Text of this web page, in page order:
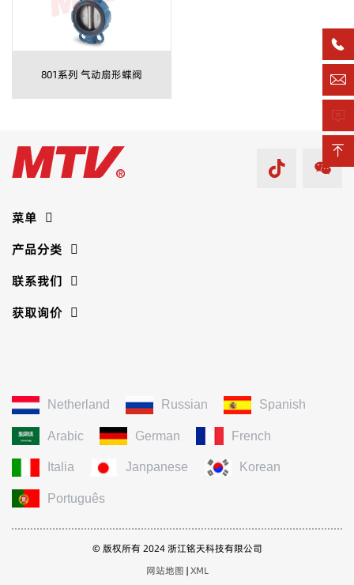
801系列 气动扇形蝶阀
菜单
产品分类
联系我们
获取询价
Netherland Russian Spanish
Arabic German French
Italia Janpanese Korean
Português
© 版权所有 2024 浙江铭天科技有限公司
网站地图 |XML



